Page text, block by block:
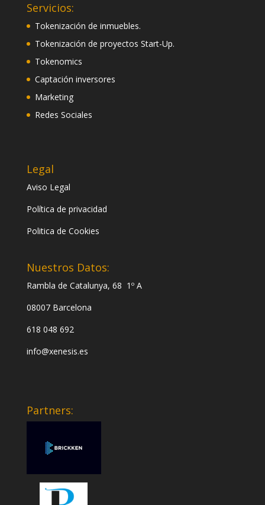
Servicios:
Tokenización de inmuebles.
Tokenización de proyectos Start-Up.
Tokenomics
Captación inversores
Marketing
Redes Sociales
Legal
Aviso Legal
Política de privacidad
Politica de Cookies
Nuestros Datos:
Rambla de Catalunya, 68 1º A
08007 Barcelona
618 048 692
info@xenesis.es
Partners: